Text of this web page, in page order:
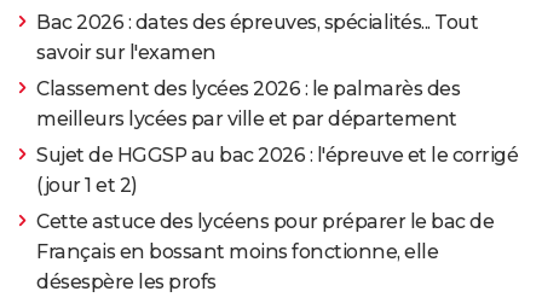
Bac 2026 : dates des épreuves, spécialités... Tout
savoir sur l'examen
Classement des lycées 2026 : le palmarès des
meilleurs lycées par ville et par département
Sujet de HGGSP au bac 2026 : l'épreuve et le corrigé
(jour 1 et 2)
Cette astuce des lycéens pour préparer le bac de
Français en bossant moins fonctionne, elle
désespère les profs